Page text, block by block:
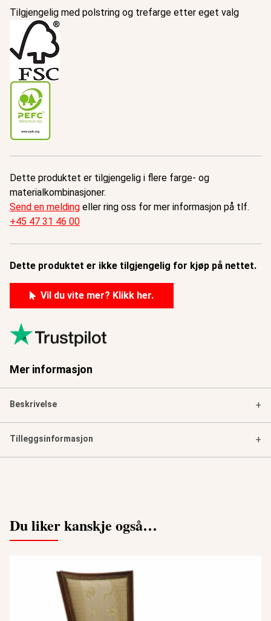
Tilgjengelig med polstring og trefarge etter eget valg
Dette produktet er tilgjengelig i flere farge- og
materialkombinasjoner.
Send en melding eller ring oss for mer informasjon på tlf.
+45 47 31 46 00
Dette produktet er ikke tilgjengelig for kjøp på nettet.
Vil du vite mer? Klikk her.
Mer informasjon
Beskrivelse +
Tilleggsinformasjon +
Du liker kanskje også…